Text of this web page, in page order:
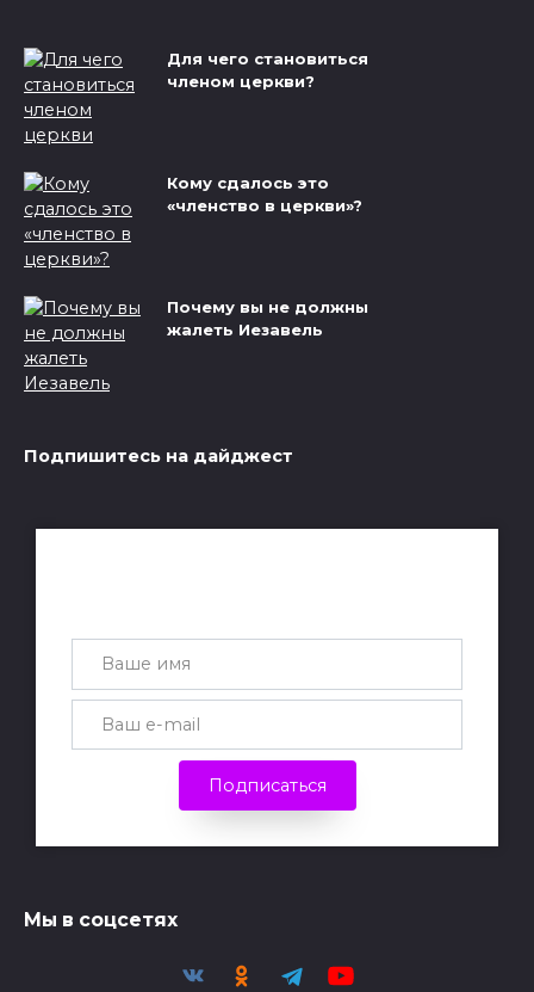
Для чего становиться
членом церкви?
Кому сдалось это
«членство в церкви»?
Почему вы не должны
жалеть Иезавель
Подпишитесь на дайджест
Подписаться
Мы в соцсетях